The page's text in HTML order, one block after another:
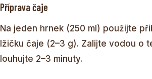
Příprava čaje
Na jeden hrnek (250 ml) použijte
lžičku čaje (2–3 g). Zalijte vodou o
louhujte 2–3 minuty.